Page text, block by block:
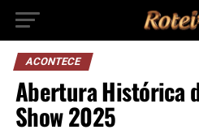
ACONTECE
Abertura Histórica
Show 2025